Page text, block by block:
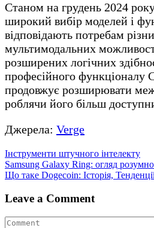
Станом на грудень 2024
широкий вибір моделей і
відповідають потребам
мультимодальних
розширених логічних
професійного функціоналу
продовжує розширювати
роблячи його більш
Джерела: Verge
Інструменти штучного інтелекту
Навігація
записів
Samsung Galaxy Ring: огляд
Що таке Dogecoin: Історія,
Leave a Comment